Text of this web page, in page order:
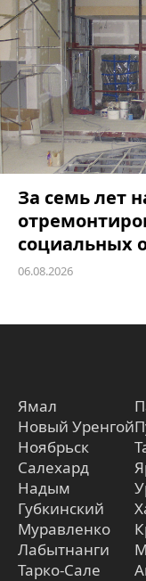
За семь лет
социальных
06.08.2026
Ямал
Новый Уренгой
Ноябрьск
Салехард
Надым
Губкинский
Муравленко
Лабытнанги
Тарко-Сале